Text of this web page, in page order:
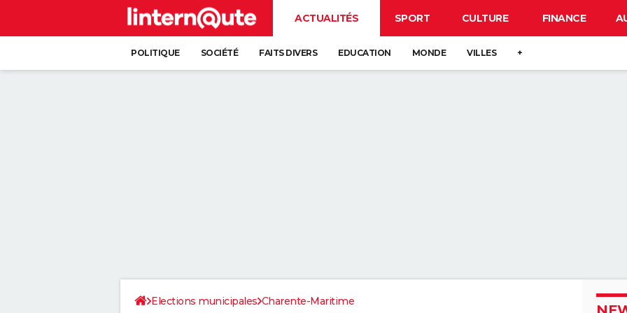
ACTUALITÉS SPORT CULTURE FINANCE
POLITIQUE SOCIÉTÉ FAITS DIVERS EDUCATION MONDE VILLES +
Elections municipales Charente-Maritime